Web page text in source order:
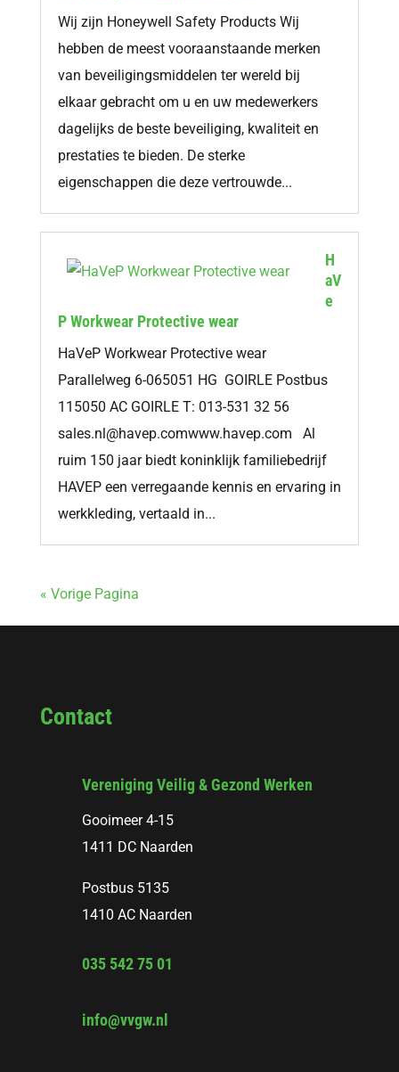
Wij zijn Honeywell Safety Products Wij
hebben de meest vooraanstaande merken
van beveiligingsmiddelen ter wereld bij
elkaar gebracht om u en uw medewerkers
dagelijks de beste beveiliging, kwaliteit en
prestaties te bieden. De sterke
eigenschappen die deze vertrouwde...
H
aV
e
P Workwear Protective wear
HaVeP Workwear Protective wear
Parallelweg 6-065051 HG GOIRLE Postbus
115050 AC GOIRLE T: 013-531 32 56
sales.nl@havep.comwww.havep.com Al
ruim 150 jaar biedt koninklijk familiebedrijf
HAVEP een verregaande kennis en ervaring in
werkkleding, vertaald in...
« Vorige Pagina
Contact
Vereniging Veilig & Gezond Werken
Gooimeer 4-15
1411 DC Naarden
Postbus 5135
1410 AC Naarden
035 542 75 01
info@vvgw.nl